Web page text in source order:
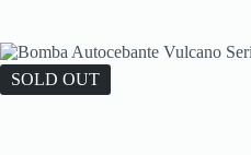
SOLD OUT